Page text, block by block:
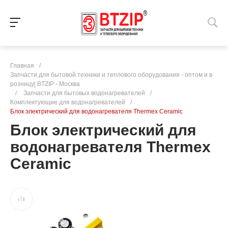
Главная
/
Запчасти для бытовой техники и теплового оборудования - оптом и в
розницу| BTZIP - Москва
/
Запчасти для бытовых водонагревателей
/
Комплектующие для водонагревателей
/
Блок электрический для водонагревателя Thermex Ceramic
Блок электрический для
водонагревателя Thermex
Ceramic